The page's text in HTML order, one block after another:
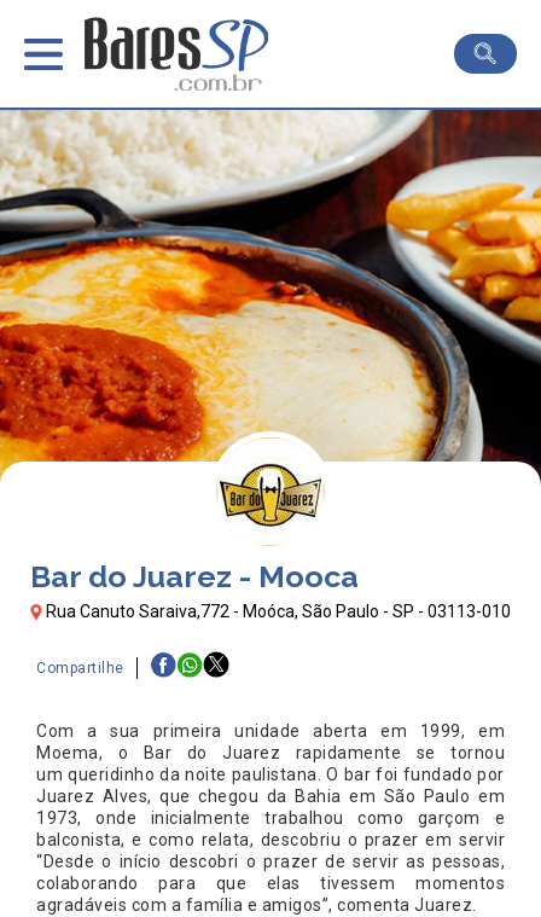
Bar do Juarez - Mooca
Rua Canuto Saraiva,772 - Moóca, São Paulo - SP - 03113-010
Compartilhe
Com a sua primeira unidade aberta em 1999, em
Moema, o Bar do Juarez rapidamente se tornou
um queridinho da noite paulistana. O bar foi fundado por
Juarez Alves, que chegou da Bahia em São Paulo em
1973, onde inicialmente trabalhou como garçom e
balconista, e como relata, descobriu o prazer em servir
“Desde o início descobri o prazer de servir as pessoas,
colaborando para que elas tivessem momentos
agradáveis com a família e amigos”, comenta Juarez.